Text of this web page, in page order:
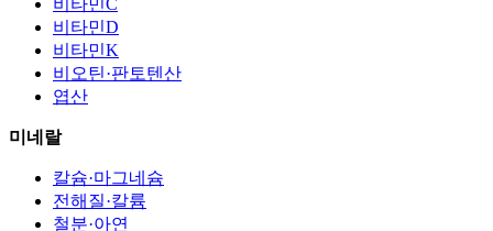
비타민D
비타민K
비오틴·판토텐산
엽산
미네랄
칼슘·마그네슘
전해질·칼륨
철분·아연